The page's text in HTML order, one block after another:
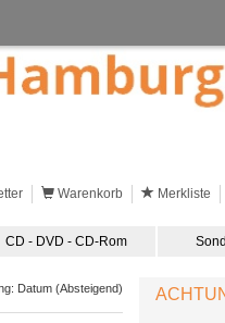
Warenkorb Merkliste
CD - DVD - CD-Rom
Datum (Absteigend)